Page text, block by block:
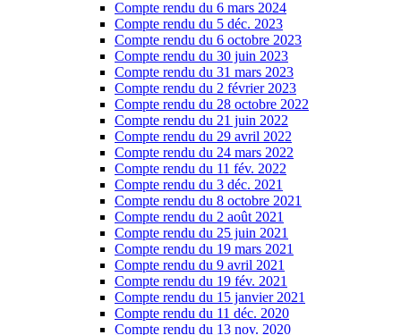
Compte rendu du 6 mars 2024
Compte rendu du 5 déc. 2023
Compte rendu du 6 octobre 2023
Compte rendu du 30 juin 2023
Compte rendu du 31 mars 2023
Compte rendu du 2 février 2023
Compte rendu du 28 octobre 2022
Compte rendu du 21 juin 2022
Compte rendu du 29 avril 2022
Compte rendu du 24 mars 2022
Compte rendu du 11 fév. 2022
Compte rendu du 3 déc. 2021
Compte rendu du 8 octobre 2021
Compte rendu du 2 août 2021
Compte rendu du 25 juin 2021
Compte rendu du 19 mars 2021
Compte rendu du 9 avril 2021
Compte rendu du 19 fév. 2021
Compte rendu du 15 janvier 2021
Compte rendu du 11 déc. 2020
Compte rendu du 13 nov. 2020